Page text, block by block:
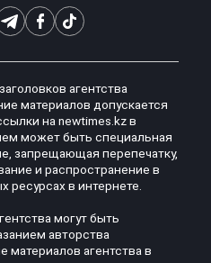
агентства
материалов допускается
на newtimes.kz в
может быть специальная
запрещающая перепечатку,
и распространение в
в интернете.
могут быть
авторства
материалов агентства в